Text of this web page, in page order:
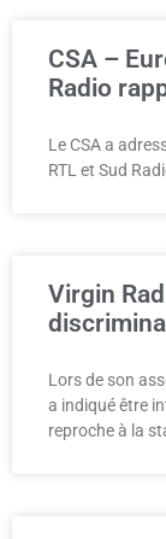
CSA –
Radio
Le CSA a
RTL et Sud
Virgin
Lors de son
a indiqué être
reproche à la